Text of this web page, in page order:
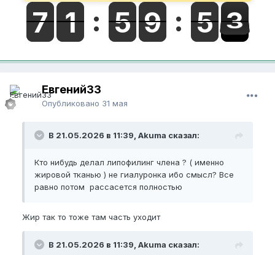
Евгений33
Опубликовано 31 мая
В 21.05.2026 в 11:39, Akuma сказал:
Кто нибудь делал липофилинг члена ? ( именно
жировой тканью ) не гиалуронка ибо смысл? Все
равно потом рассасется полностью
Жир так то тоже там часть уходит
В 21.05.2026 в 11:39, Akuma сказал: